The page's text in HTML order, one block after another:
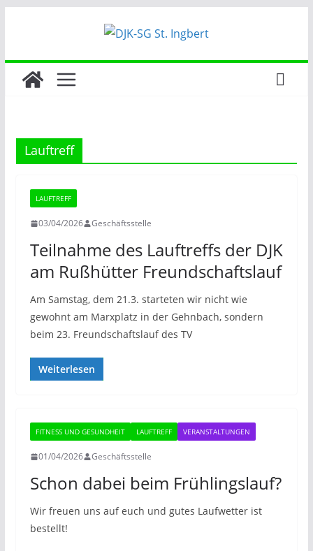
Lauftreff
LAUFTREFF
03/04/2026 Geschäftsstelle
Teilnahme des Lauftreffs der DJK
am Rußhütter Freundschaftslauf
Am Samstag, dem 21.3. starteten wir nicht wie
gewohnt am Marxplatz in der Gehnbach, sondern
beim 23. Freundschaftslauf des TV
Weiterlesen
FITNESS UND GESUNDHEIT LAUFTREFF VERANSTALTUNGEN
01/04/2026 Geschäftsstelle
Schon dabei beim Frühlingslauf?
Wir freuen uns auf euch und gutes Laufwetter ist
bestellt!